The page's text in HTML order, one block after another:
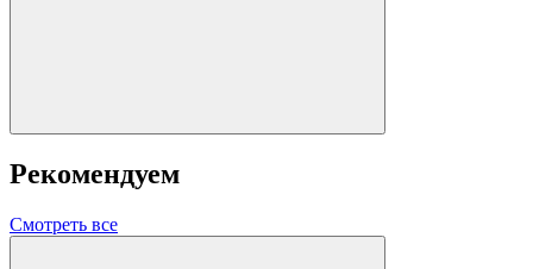
Рекомендуем
Смотреть все